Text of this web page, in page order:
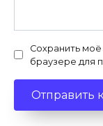
Сохранить
браузере для